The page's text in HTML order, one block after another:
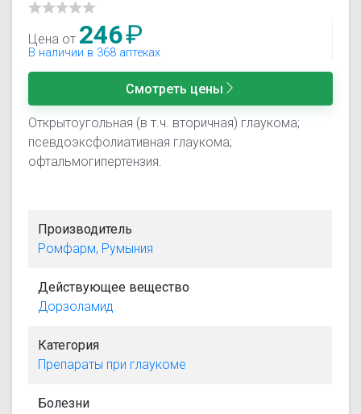
Цена от 246₽
В наличии в 368 аптеках
Смотреть цены
Открытоугольная (в т.ч. вторичная) глаукома;
псевдоэксфолиативная глаукома;
офтальмогипертензия.
Производитель
Ромфарм, Румыния
Действующее вещество
Дорзоламид
Категория
Препараты при глаукоме
Болезни